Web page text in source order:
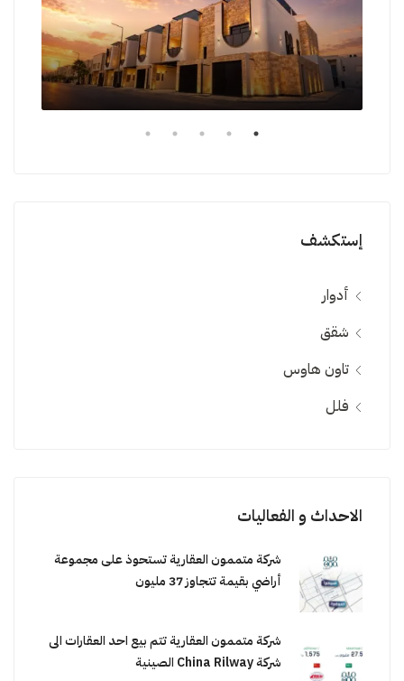
إستكشف
أدوار
شقق
تاون هاوس
فلل
الاحداث و الفعاليات
شركة متممون العقارية تستحوذ على مجموعة
أراضي بقيمة تتجاوز 37 مليون
شركة متممون العقارية تتم بيع احد العقارات الى
شركة China Rilway الصينية